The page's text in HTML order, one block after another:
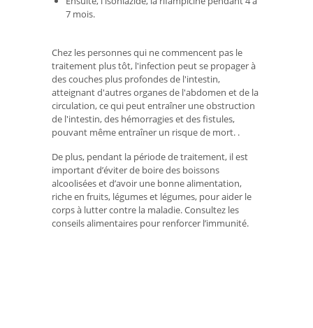
7 mois.
Chez les personnes qui ne commencent pas le
traitement plus tôt, l'infection peut se propager à
des couches plus profondes de l'intestin,
atteignant d'autres organes de l'abdomen et de la
circulation, ce qui peut entraîner une obstruction
de l'intestin, des hémorragies et des fistules,
pouvant même entraîner un risque de mort. .
De plus, pendant la période de traitement, il est
important d’éviter de boire des boissons
alcoolisées et d’avoir une bonne alimentation,
riche en fruits, légumes et légumes, pour aider le
corps à lutter contre la maladie. Consultez les
conseils alimentaires pour renforcer l’immunité.